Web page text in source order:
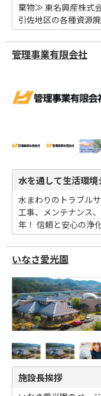
棄物≫ 東名興産株式
引佐地区の各種資源
管理事業有限会社
水を通して生活環
水まわりのトラブル
工事、メンテナンス
年！ 信頼と安心の浄
いなさ愛光園
施設長挨拶